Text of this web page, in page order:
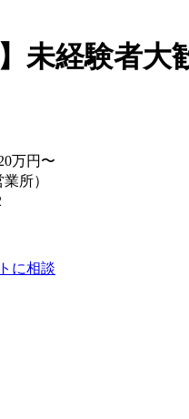
】未経験者
万円〜
所）
に相談